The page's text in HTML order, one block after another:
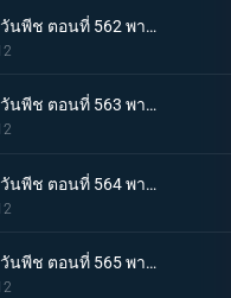
One piece วันพีช ตอนที่ 562 พากย์ไทย ลูฟี่พ่ายแพ้!? ถึงเวลาแก้แค้นของโฮดี้
One piece วันพีช ตอนที่ 563 พากย์ไทย ความจริงที่น่าตกใจ! ตัวตนที่แท้จริงของโฮดี้!
One piece วันพีช ตอนที่ 564 พากย์ไทย กลับสู่ศูนย์! คำขออันแรงกล้าต่อลูฟี่!
One piece วันพีช ตอนที่ 565 พากย์ไทย ลูพี่โจมตีทุ่มสุดตัว! ระเบิดหมัด เรด ฮอว์ค